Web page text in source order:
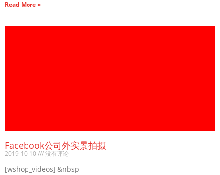
Read More »
Facebook公司外实景拍摄
2019-10-10 没有评论
[wshop_videos] &nbsp